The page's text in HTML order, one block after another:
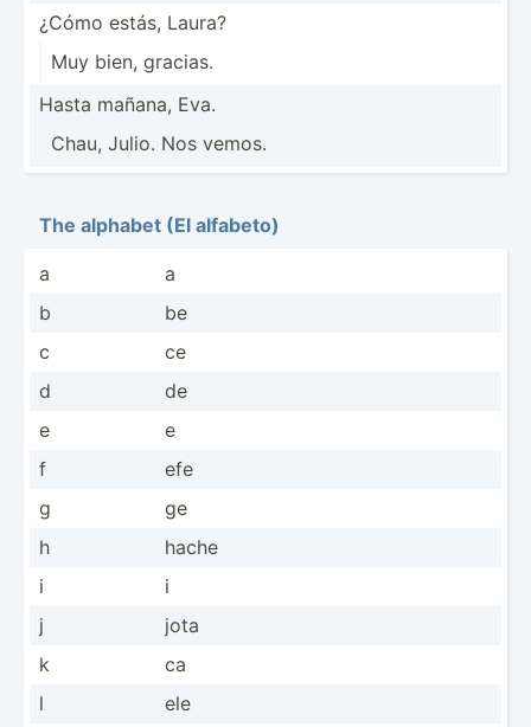
¿Cómo estás, Laura?
Muy bien, gracias.
Hasta mañana, Eva.
Chau, Julio. Nos vemos.
The alphabet (El alfabeto)
a
a
b
be
c
ce
d
de
e
e
f
efe
g
ge
h
hache
i
i
j
jota
k
ca
l
ele